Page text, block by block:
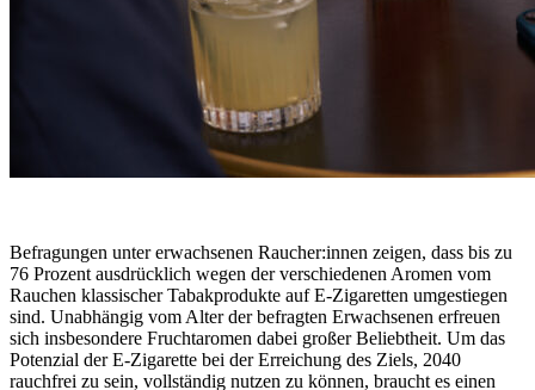
Befragungen unter erwachsenen Raucher:innen zeigen, dass bis zu
76 Prozent ausdrücklich wegen der verschiedenen Aromen vom
Rauchen klassischer Tabakprodukte auf E-Zigaretten umgestiegen
sind. Unabhängig vom Alter der befragten Erwachsenen erfreuen
sich insbesondere Fruchtaromen dabei großer Beliebtheit. Um das
Potenzial der E-Zigarette bei der Erreichung des Ziels, 2040
rauchfrei zu sein, vollständig nutzen zu können, braucht es einen